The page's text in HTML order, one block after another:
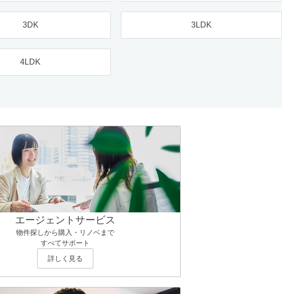
3DK 3LDK
4LDK
エージェントサービス
物件探しから購入・リノベまで
すべてサポート
詳しく見る